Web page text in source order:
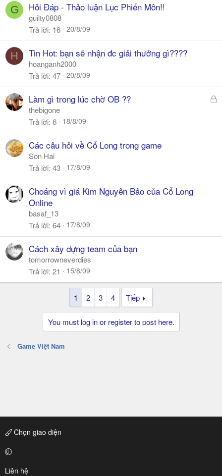
G Hỏi Đáp - Thảo luận Lục Phiến Môn!!
guilty0808
Trả lời 16 20/8/09
H Tin Hot: bạn sẽ nhận đc giải thưởng gì????
hoanganh2000
Trả lời 47 20/8/09
Đ
h
Làm gì trong lúc chờ OB ??
thebigone
Trả lời 6 18/8/09
Các câu hỏi về Cổ Long trong game
Son Hai
Trả lời 43 17/8/09
Choáng vì giá Kim Nguyên Bảo của Cổ Long
Online
basaf_13
Trả lời 64 17/8/09
Cách xây dựng team của bạn
tomorrowneverdies
Trả lời 21 15/8/09
1 2 3 4 Tiếp
You must log in or register to post here.
Game Việt Nam
Chọn giao diện
Liên hệ